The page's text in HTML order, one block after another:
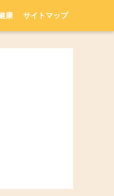
康 サイトマップ